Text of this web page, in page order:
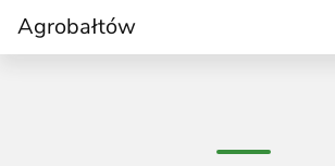
Agrobałtów